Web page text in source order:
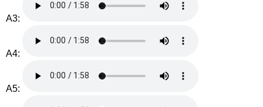
A3:
A4:
A5: